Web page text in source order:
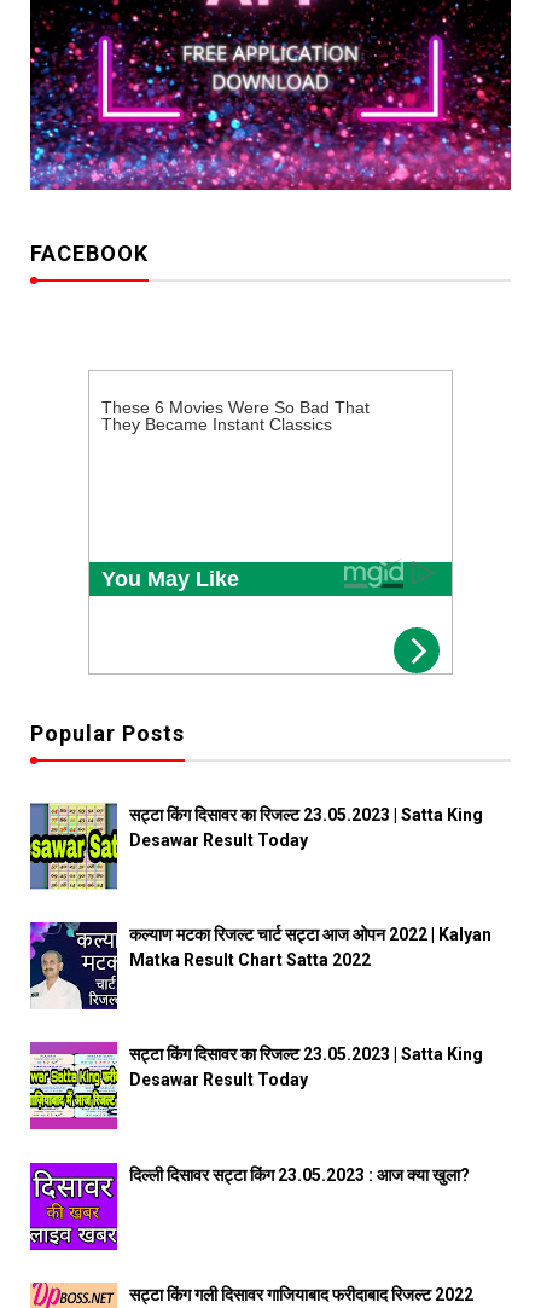
FACEBOOK
Popular Posts
सट्टा किंग दिसावर का रिजल्ट 23.05.2023 | Satta King
Desawar Result Today
कल्याण मटका रिजल्ट चार्ट सट्टा आज ओपन 2022 | Kalyan
Matka Result Chart Satta 2022
सट्टा किंग दिसावर का रिजल्ट 23.05.2023 | Satta King
Desawar Result Today
दिल्ली दिसावर सट्टा किंग 23.05.2023 : आज क्या खुला?
सट्टा किंग गली दिसावर गाजियाबाद फरीदाबाद रिजल्ट 2022